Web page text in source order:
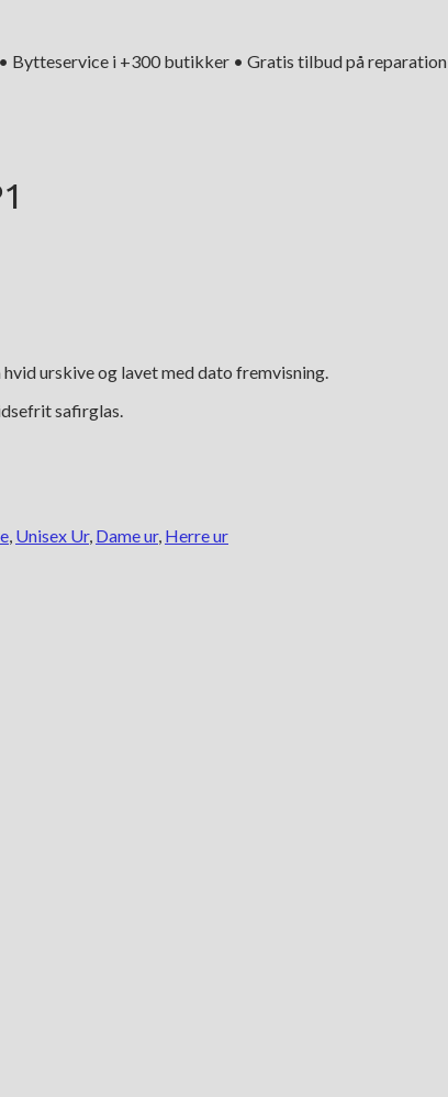
Bytteservice i +300 butikker • Gratis tilbud på reparation
urskive og lavet med dato fremvisning.
safirglas.
, Unisex Ur, Dame ur, Herre ur